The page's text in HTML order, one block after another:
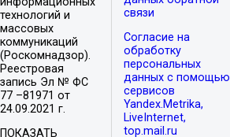
технологий и
массовых
коммуникаций
(Роскомнадзор).
Реестровая
запись Эл № ФС
77 –81971 от
24.09.2021 г.
ПОКАЗАТЬ
связи
Согласие на
обработку
персональных
данных с помощью
сервисов
Yandex.Metrika,
LiveInternet,
top.mail.ru